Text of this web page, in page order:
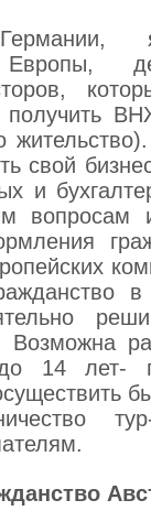
Европы,
получить
свой
и
вопросам
в
Возможна
14 лет-